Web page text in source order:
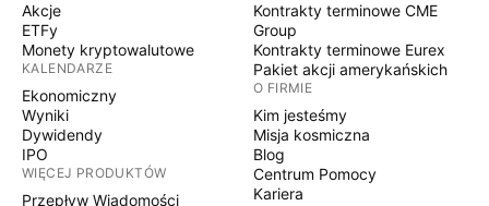
Akcje
ETFy
Monety kryptowalutowe
KALENDARZE
Ekonomiczny
Wyniki
Dywidendy
IPO
WIĘCEJ PRODUKTÓW
Przepływ Wiadomości
Kontrakty terminowe CME
Group
Kontrakty terminowe Eurex
Pakiet akcji amerykańskich
O FIRMIE
Kim jesteśmy
Misja kosmiczna
Blog
Centrum Pomocy
Kariera